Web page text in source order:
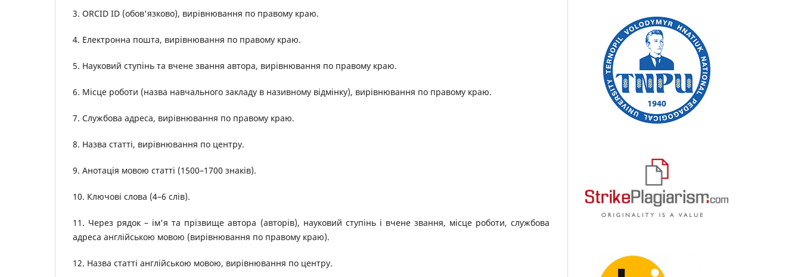
3. ORCID ID (обов'язково), вирівнювання по правому краю.
4. Електронна пошта, вирівнювання по правому краю.
5. Науковий ступінь та вчене звання автора, вирівнювання по правому краю.
6. Місце роботи (назва навчального закладу в називному відмінку), вирівнювання по правому краю.
7. Службова адреса, вирівнювання по правому краю.
8. Назва статті, вирівнювання по центру.
9. Анотація мовою статті (1500–1700 знаків).
10. Ключові слова (4–6 слів).
11. Через рядок – ім'я та прізвище автора (авторів), науковий ступінь і вчене звання, місце роботи, службова
адреса англійською мовою (вирівнювання по правому краю).
12. Назва статті англійською мовою, вирівнювання по центру.